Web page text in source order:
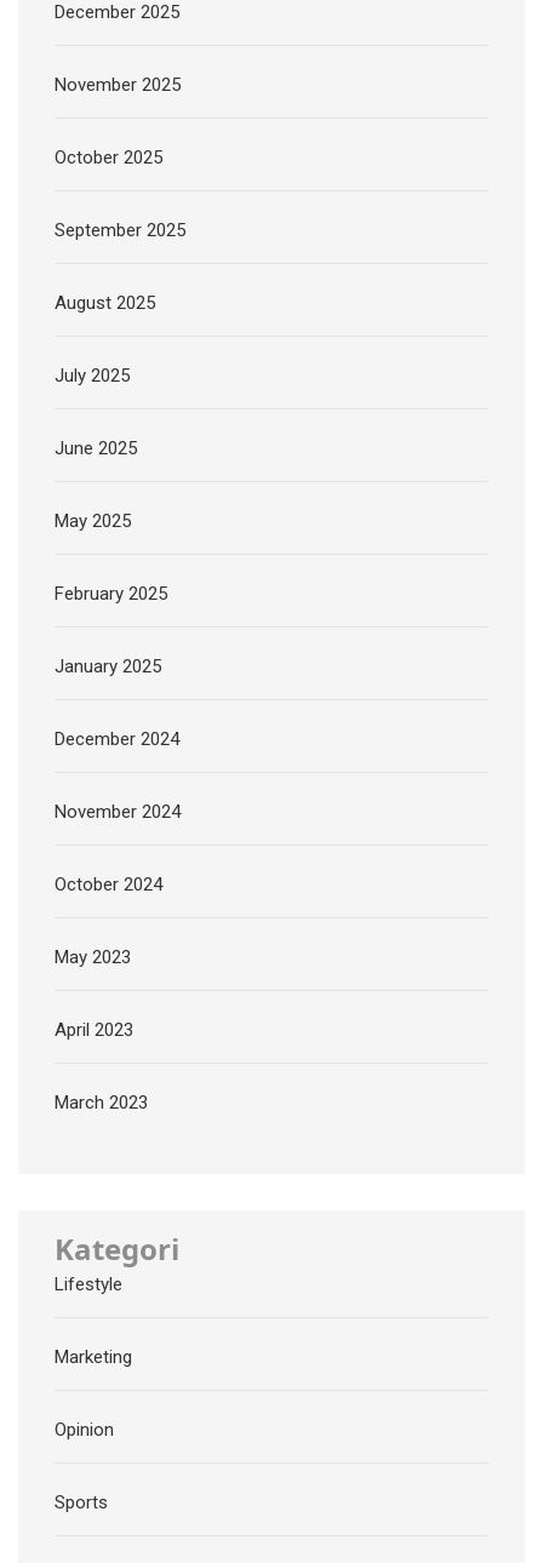
December 2025
November 2025
October 2025
September 2025
August 2025
July 2025
June 2025
May 2025
February 2025
January 2025
December 2024
November 2024
October 2024
May 2023
April 2023
March 2023
Kategori
Lifestyle
Marketing
Opinion
Sports